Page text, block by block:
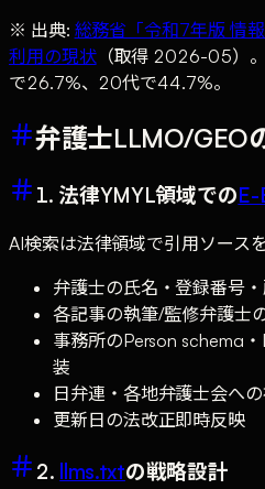
※ 出典: 総務省「令和7年版 情
利用の現状（取得 2026-05）
で26.7%、20代で44.7%。
弁護士LLMO/GEO
1. 法律YMYL領域での
AI検索は法律領域で引用ソース
弁護士の氏名・登録番号
各記事の執筆/監修弁護士
事務所のPerson schema
装
日弁連・各地弁護士会へ
更新日の法改正即時反映
2. llms.txtの戦略設計